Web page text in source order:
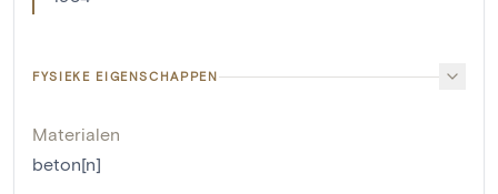
FYSIEKE EIGENSCHAPPEN
Materialen
beton[n]